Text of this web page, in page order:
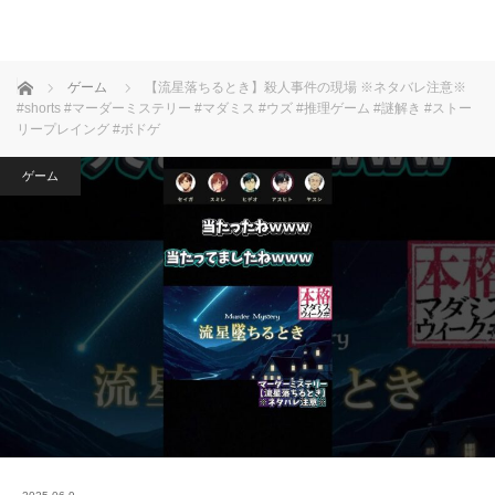
ホーム ゲーム
【流星落ちるとき】殺人事件の現場 ※ネタバレ注意※
#shorts #マーダーミステリー #マダミス #ウズ #推理ゲーム #謎解き #ストー
リープレイング #ボドゲ
ゲーム